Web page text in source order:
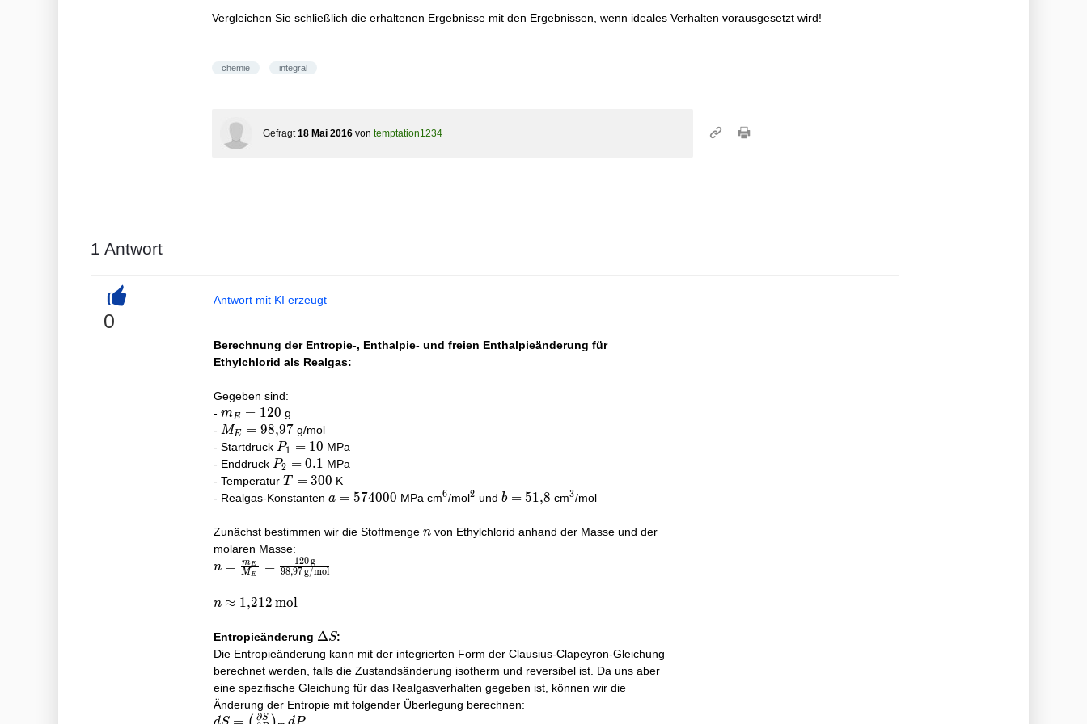
/ \mathrm{mol}
Vergleichen Sie schließlich die erhaltenen Ergebnisse mit den Ergebnissen, wenn ideales Verhalten vorausgesetzt wird!
chemie integral
Gefragt 18 Mai 2016 von temptation1234
1 Antwort
+
0
Antwort mit KI erzeugt
Berechnung der Entropie-, Enthalpie- und freien Enthalpieänderung für
Ethylchlorid als Realgas:
Gegeben sind:
- m_E
=
120
mE = 120 g
- M_E
=
98,97
ME = 98,97 g/mol
- Startdruck P_1
=
10
P1 = 10 MPa
- Enddruck P_2
=
0.1
P2 = 0.1 MPa
- Temperatur T
=
T = 300 K
- Realgas-Konstanten a =
a = 574000 MPa cm^6
6/mol^2
2 und b =
b = 51,8 cm^3
3/mol
Zunächst bestimmen wir die Stoffmenge n
nvon Ethylchlorid anhand der Masse und der
molaren Masse:
n =
{M_E} =
\frac{120 \,
\text{g}}
{98,97 \,
\text{g/mol}}
n = ME
mE = 98,97g/mol
120g
n \approx
\text{mol}
n ≈ 1,212 mol
Entropieänderung \Delta
S
ΔS:
Die Entropieänderung kann mit der integrierten Form der Clausius-Clapeyron-Gleichung
berechnet werden, falls die Zustandsänderung isotherm und reversibel ist. Da uns aber
eine spezifische Gleichung für das Realgasverhalten gegeben ist, können wir die
Änderung der Entropie mit folgender Überlegung berechnen:
∂S